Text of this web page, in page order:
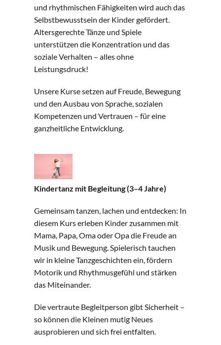
und rhythmischen Fähigkeiten wird auch das
Selbstbewusstsein der Kinder gefördert.
Altersgerechte Tänze und Spiele
unterstützen die Konzentration und das
soziale Verhalten – alles ohne
Leistungsdruck!
Unsere Kurse setzen auf Freude, Bewegung
und den Ausbau von Sprache, sozialen
Kompetenzen und Vertrauen – für eine
ganzheitliche Entwicklung.
Kindertanz mit Begleitung (3–4 Jahre)
Gemeinsam tanzen, lachen und entdecken: In
diesem Kurs erleben Kinder zusammen mit
Mama, Papa, Oma oder Opa die Freude an
Musik und Bewegung. Spielerisch tauchen
wir in kleine Tanzgeschichten ein, fördern
Motorik und Rhythmusgefühl und stärken
das Miteinander.
Die vertraute Begleitperson gibt Sicherheit –
so können die Kleinen mutig Neues
ausprobieren und sich frei entfalten.